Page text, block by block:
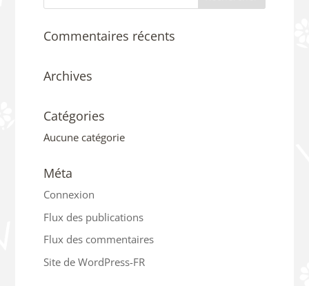
Commentaires récents
Archives
Catégories
Aucune catégorie
Méta
Connexion
Flux des publications
Flux des commentaires
Site de WordPress-FR